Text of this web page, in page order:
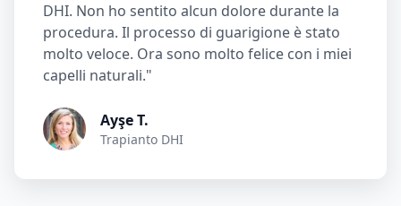
DHI. Non ho sentito alcun dolore durante la
procedura. Il processo di guarigione è stato
molto veloce. Ora sono molto felice con i miei
capelli naturali."
Ayşe T.
Trapianto DHI